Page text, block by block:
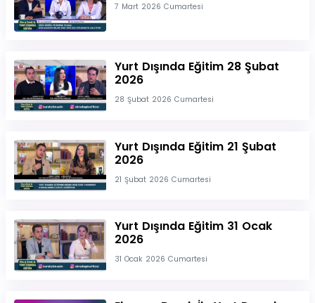
7 Mart 2026 Cumartesi
Yurt Dışında Eğitim 28 Şubat
2026
28 Şubat 2026 Cumartesi
Yurt Dışında Eğitim 21 Şubat
2026
21 Şubat 2026 Cumartesi
Yurt Dışında Eğitim 31 Ocak
2026
31 Ocak 2026 Cumartesi